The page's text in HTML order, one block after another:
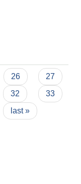
26
27
32
33
last »